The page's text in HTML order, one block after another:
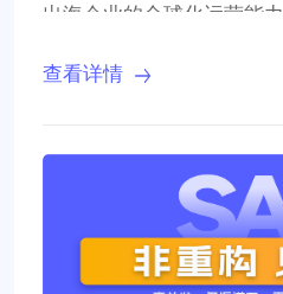
出海企业的全球化运营能力
查看详情